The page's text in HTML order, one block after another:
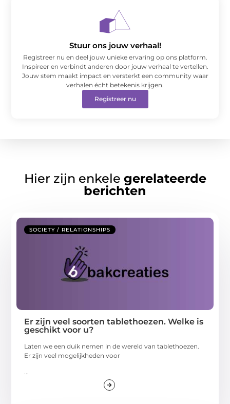
Stuur ons jouw verhaal!
Registreer nu en deel jouw unieke ervaring op ons platform.
Inspireer en verbindt anderen door jouw verhaal te vertellen.
Jouw stem maakt impact en versterkt een community waar
verhalen écht betekenis krijgen.
Registreer nu
Hier zijn enkele gerelateerde
berichten
SOCIETY / RELATIONSHIPS
Er zijn veel soorten tablethoezen. Welke is
geschikt voor u?
Laten we een duik nemen in de wereld van tablethoezen.
Er zijn veel mogelijkheden voor
...